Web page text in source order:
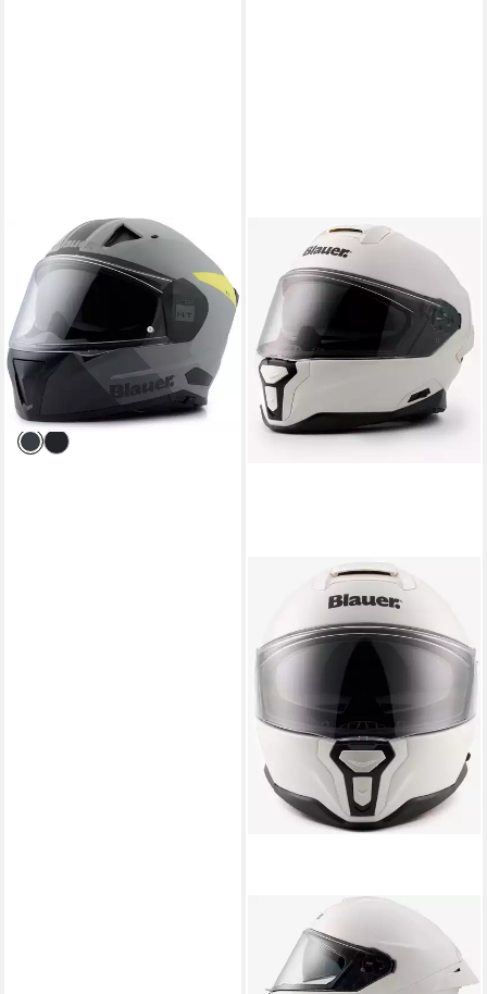
BLAUER
Motorradhelm Naca NF01B
Helm, vorbereitet für
Kommunikationssystem,integriertes
Sonnenvisier
165,49 €
-28%
lieferbar - in 4-5 Werktagen bei dir
Motorradhelm FF-01
Monocolor Helm, vorbereitet